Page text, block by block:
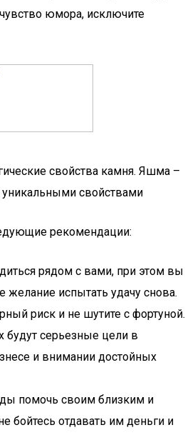
юмора, исключите
свойства камня. Яшма –
свойствами
рекомендации:
рядом с вами, при этом вы
желание испытать удачу снова.
риск и не шутите с фортуной.
будут серьезные цели в
и внимании достойных
помочь своим близким и
бойтесь отдавать им деньги и